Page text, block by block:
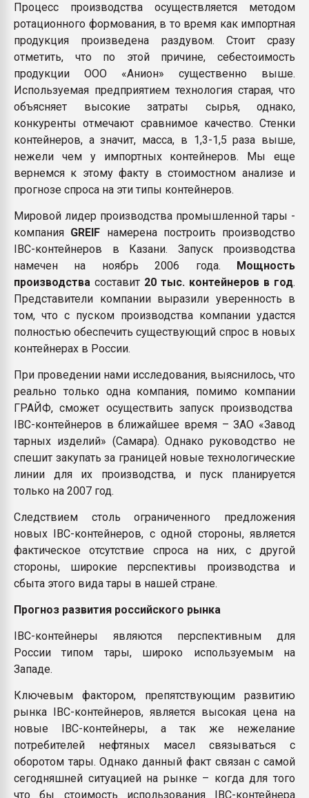
Процесс производства осуществляется методом
ротационного формования, в то время как импортная
продукция произведена раздувом. Стоит сразу
отметить, что по этой причине, себестоимость
продукции ООО «Анион» существенно выше.
Используемая предприятием технология старая, что
объясняет высокие затраты сырья, однако,
конкуренты отмечают сравнимое качество. Стенки
контейнеров, а значит, масса, в 1,3-1,5 раза выше,
нежели чем у импортных контейнеров. Мы еще
вернемся к этому факту в стоимостном анализе и
прогнозе спроса на эти типы контейнеров.
Мировой лидер производства промышленной тары -
компания GREIF намерена построить производство
IBC-контейнеров в Казани. Запуск производства
намечен на ноябрь 2006 года. Мощность
производства составит 20 тыс. контейнеров в год.
Представители компании выразили уверенность в
том, что с пуском производства компании удастся
полностью обеспечить существующий спрос в новых
контейнерах в России.
При проведении нами исследования, выяснилось, что
реально только одна компания, помимо компании
ГРАЙФ, сможет осуществить запуск производства
IBC-контейнеров в ближайшее время – ЗАО «Завод
тарных изделий» (Самара). Однако руководство не
спешит закупать за границей новые технологические
линии для их производства, и пуск планируется
только на 2007 год.
Следствием столь ограниченного предложения
новых IBC-контейнеров, с одной стороны, является
фактическое отсутствие спроса на них, с другой
стороны, широкие перспективы производства и
сбыта этого вида тары в нашей стране.
Прогноз развития российского рынка
IBC-контейнеры являются перспективным для
России типом тары, широко используемым на
Западе.
Ключевым фактором, препятствующим развитию
рынка IBC-контейнеров, является высокая цена на
новые IBC-контейнеры, а так же нежелание
потребителей нефтяных масел связываться с
оборотом тары. Однако данный факт связан с самой
сегодняшней ситуацией на рынке – когда для того
что бы стоимость использования IBC-контейнера